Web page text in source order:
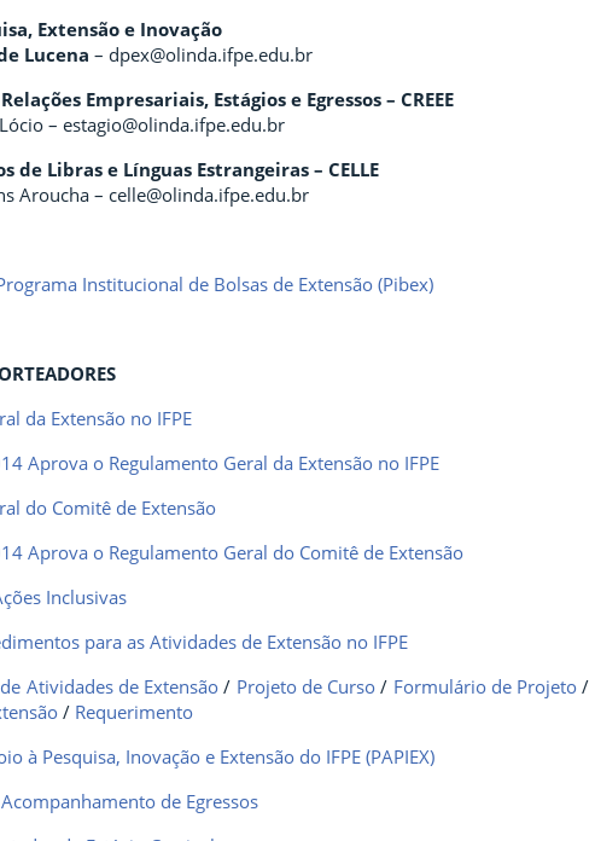
Extensão e Inovação
Lucena – dpex@olinda.ifpe.edu.br
Empresariais, Estágios e Egressos – CREEE
– estagio@olinda.ifpe.edu.br
de Libras e Línguas Estrangeiras – CELLE
Aroucha – celle@olinda.ifpe.edu.br
Institucional de Bolsas de Extensão (Pibex)
da Extensão no IFPE
Aprova o Regulamento Geral da Extensão no IFPE
do Comitê de Extensão
Aprova o Regulamento Geral do Comitê de Extensão
Inclusivas
para as Atividades de Extensão no IFPE
Atividades de Extensão / Projeto de Curso / Formulário de Projeto /
/ Requerimento
à Pesquisa, Inovação e Extensão do IFPE (PAPIEX)
de Egressos